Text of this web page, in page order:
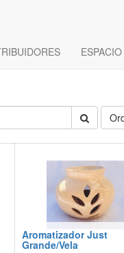
Aromatizador Just
Grande/Vela